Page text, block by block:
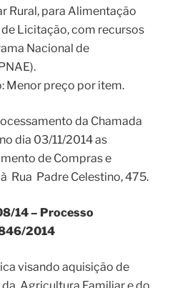
Rural, para Alimentação
Licitação, com recursos
Nacional de
Menor preço por item.
da Chamada
dia 03/11/2014 as
de Compras e
Rua Padre Celestino, 475.
14 – Processo
2014
visando aquisição de
Agricultura Familiar e do